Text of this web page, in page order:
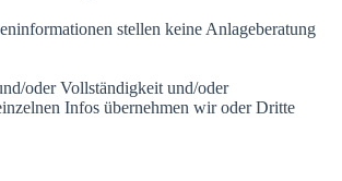
stellen keine Anlageberatung
oder Vollständigkeit und/oder
Infos übernehmen wir oder Dritte